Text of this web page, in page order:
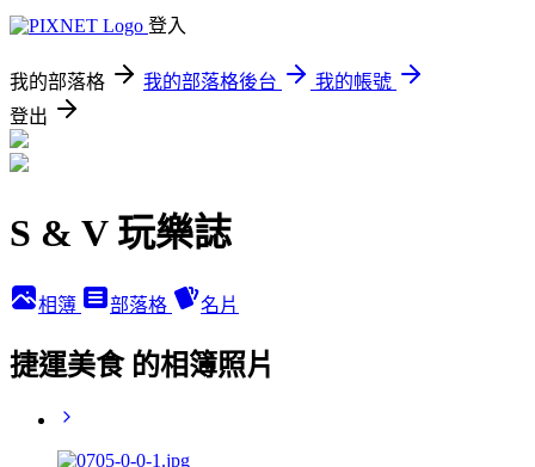
登入
我的部落格 我的部落格後台
我的帳號
登出
S & V 玩樂誌
相簿 部落格 名片
捷運美食 的相簿照片